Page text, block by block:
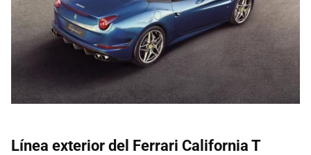
Línea exterior del Ferrari California T